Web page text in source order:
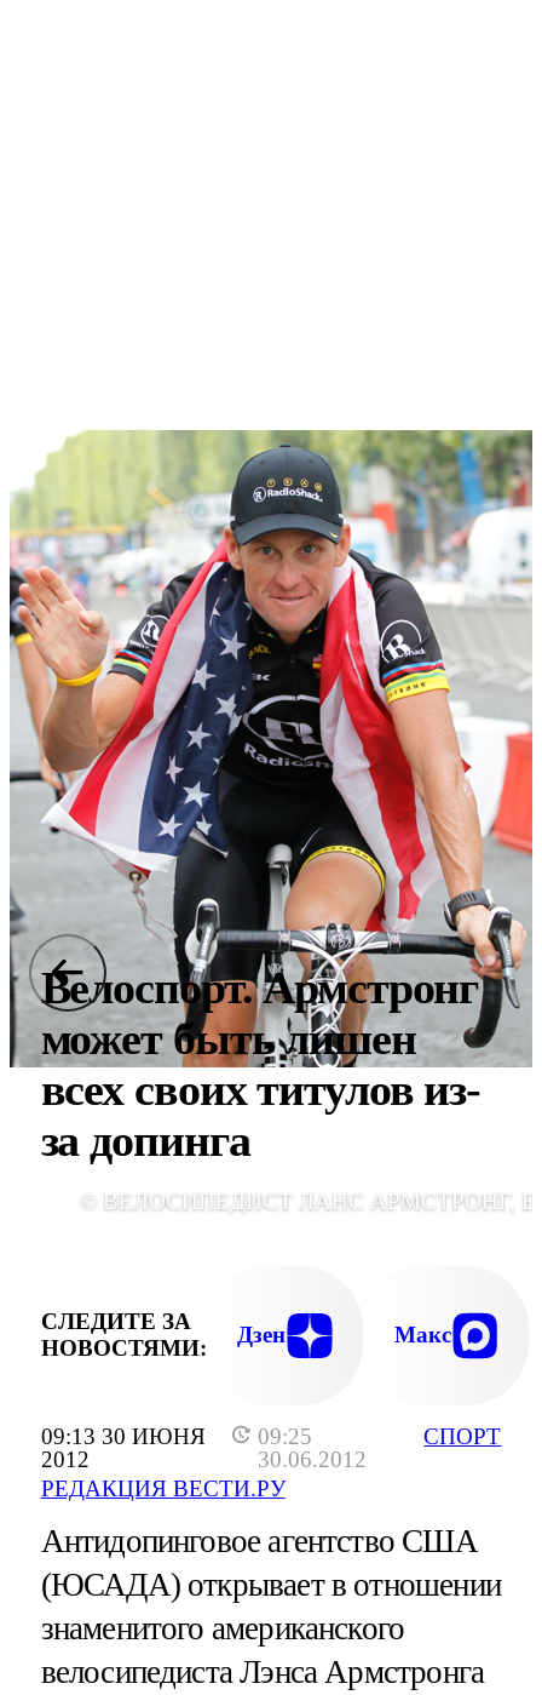
09:13 30 ИЮНЯ
2012
09:25
30.06.2012
РЕДАКЦИЯ ВЕСТИ.РУ
СПОРТ
Велоспорт. Армстронг
может быть лишен
всех своих титулов из-
за допинга
© ВЕЛОСИПЕДИСТ ЛАНС АРМСТРОНГ,
СЛЕДИТЕ ЗА
НОВОСТЯМИ:
Дзен Макс
Антидопинговое агентство США
(ЮСАДА) открывает в отношении
знаменитого американского
велосипедиста Лэнса Армстронга